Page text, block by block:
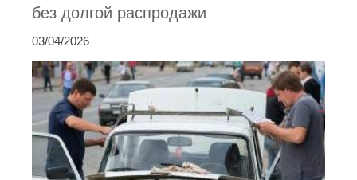
без долгой распродажи
03/04/2026